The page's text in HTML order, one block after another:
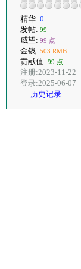
精华: 0
发帖: 99
威望: 99 点
金钱: 503 RMB
贡献值: 99 点
注册:2023-11-22
登录:2025-06-07
历史记录